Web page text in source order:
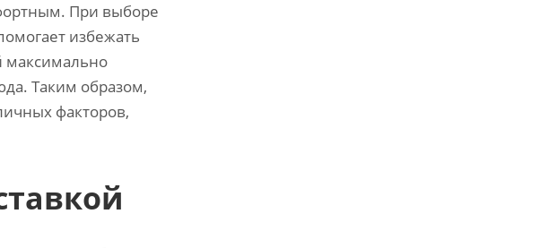
При выборе
избежать
максимально
Таким образом,
факторов,